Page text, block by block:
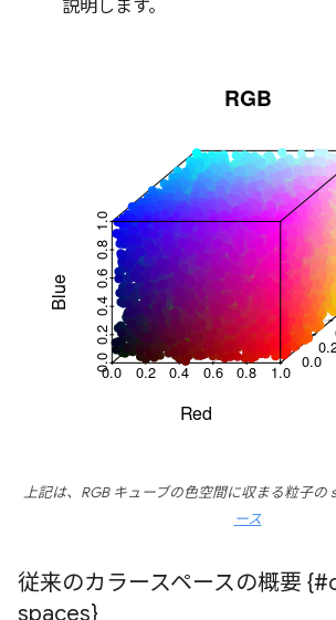
説明します。
上記は、RGB キューブの色空間に収まる粒子の
ース
従来のカラースペースの概要
spaces}